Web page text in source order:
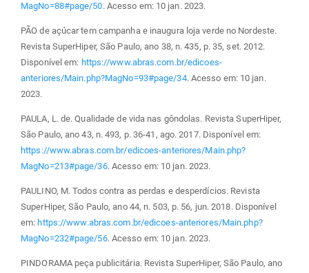
MagNo=88#page/50. Acesso em: 10 jan. 2023.
PÃO de açúcar tem campanha e inaugura loja verde no Nordeste.
Revista SuperHiper, São Paulo, ano 38, n. 435, p. 35, set. 2012.
Disponível em: https://www.abras.com.br/edicoes-
anteriores/Main.php?MagNo=93#page/34. Acesso em: 10 jan.
2023.
PAULA, L. de. Qualidade de vida nas gôndolas. Revista SuperHiper,
São Paulo, ano 43, n. 493, p. 36-41, ago. 2017. Disponível em:
https://www.abras.com.br/edicoes-anteriores/Main.php?
MagNo=213#page/36. Acesso em: 10 jan. 2023.
PAULINO, M. Todos contra as perdas e desperdícios. Revista
SuperHiper, São Paulo, ano 44, n. 503, p. 56, jun. 2018. Disponível
em: https://www.abras.com.br/edicoes-anteriores/Main.php?
MagNo=232#page/56. Acesso em: 10 jan. 2023.
PINDORAMA peça publicitária. Revista SuperHiper, São Paulo, ano